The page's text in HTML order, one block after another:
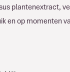
plantenextract,
en op momenten